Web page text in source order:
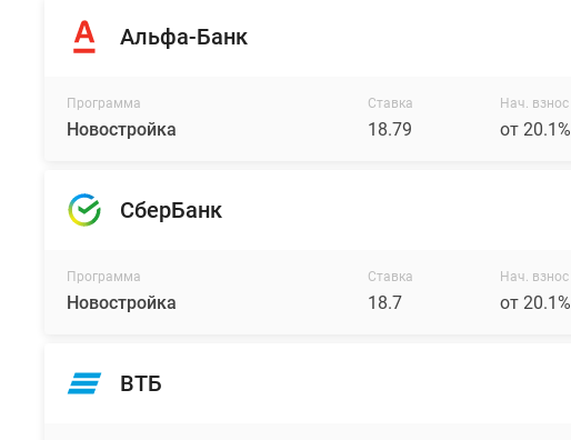
Альфа-Банк
Программа
Новостройка
Ставка
18.79
Нач. взнос
от 20.1%
СберБанк
Программа
Новостройка
Ставка
18.7
Нач. взнос
от 20.1%
ВТБ